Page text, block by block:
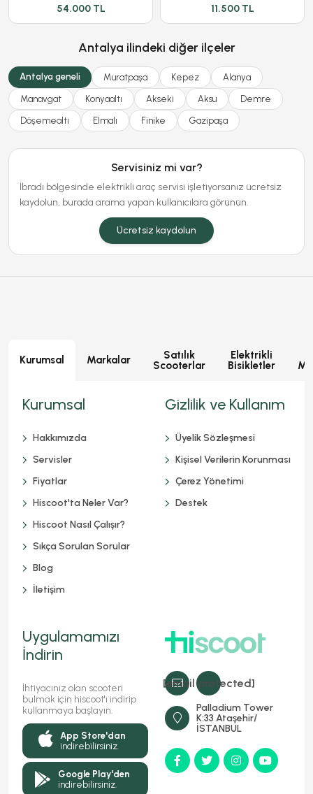
54.000 TL
11.500 TL
Antalya ilindeki diğer ilçeler
Antalya geneli Muratpaşa Kepez Alanya
Manavgat Konyaaltı Akseki Aksu Demre
Döşemealtı Elmalı Finike Gazipaşa
Servisiniz mi var?
İbradı bölgesinde elektrikli araç servisi işletiyorsanız ücretsiz
kaydolun, burada arama yapan kullanıcılara görünün.
Ücretsiz kaydolun
Kurumsal Markalar
Satılık
Scooterlar
Elektrikli
Bisikletler
[email protected]
Palladium Tower
K:33 Ataşehir/
İSTANBUL
Kurumsal
Hakkımızda
Servisler
Fiyatlar
Hiscoot'ta Neler Var?
Hiscoot Nasıl Çalışır?
Sıkça Sorulan Sorular
Blog
İletişim
Gizlilik ve Kullanım
Üyelik Sözleşmesi
Kişisel Verilerin Korunması
Çerez Yönetimi
Destek
Uygulamamızı
İndirin
İhtiyacınız olan scooteri
bulmak için hiscoot'ı indirip
kullanmaya başlayın.
App Store'dan
indirebilirsiniz.
Google Play'den
indirebilirsiniz.